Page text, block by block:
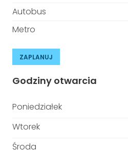
Autobus
Metro
ZAPLANUJ
Godziny otwarcia
Poniedziałek
Wtorek
Środa